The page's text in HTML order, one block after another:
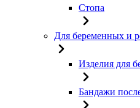
Стопа
Для беременных и
Изделия для
Бандажи